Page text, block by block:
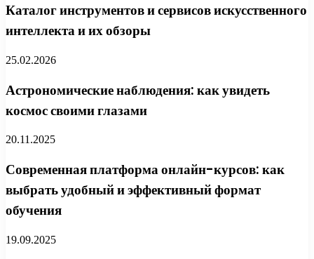
Каталог инструментов и сервисов искусственного
интеллекта и их обзоры
25.02.2026
Астрономические наблюдения: как увидеть
космос своими глазами
20.11.2025
Современная платформа онлайн-курсов: как
выбрать удобный и эффективный формат
обучения
19.09.2025